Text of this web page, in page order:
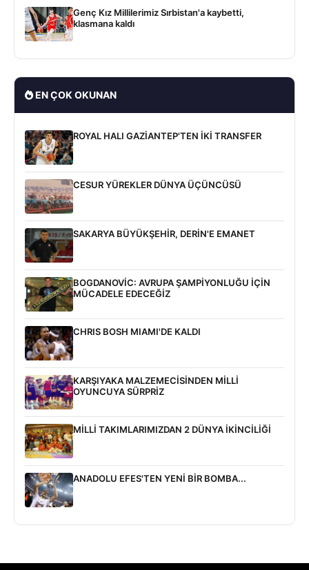
Genç Kız Millilerimiz Sırbistan'a kaybetti,
klasmana kaldı
EN ÇOK OKUNAN
ROYAL HALI GAZİANTEP'TEN İKİ TRANSFER
CESUR YÜREKLER DÜNYA ÜÇÜNCÜSÜ
SAKARYA BÜYÜKŞEHİR, DERİN'E EMANET
BOGDANOVİC: AVRUPA ŞAMPİYONLUĞU İÇİN
MÜCADELE EDECEĞİZ
CHRIS BOSH MIAMI'DE KALDI
KARŞIYAKA MALZEMECİSİNDEN MİLLİ
OYUNCUYA SÜRPRİZ
MİLLİ TAKIMLARIMIZDAN 2 DÜNYA İKİNCİLİĞİ
ANADOLU EFES'TEN YENİ BİR BOMBA...